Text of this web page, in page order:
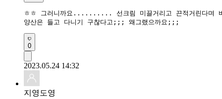
ㅎㅎ 그러니까요.......... 선크림 미끌거리고 끈적거린다며
양산은 들고 다니기 구찮다고;;; 왜그랬으까요;;;
0
2023.05.24 14:32
지영도영